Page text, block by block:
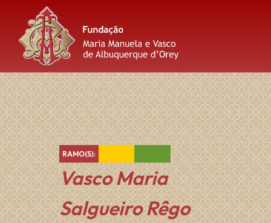
Skip
to
content
Skip
to
main
navigation
Skip
to
footer
Vasco Maria
Salgueiro Rêgo
RAMO(S):